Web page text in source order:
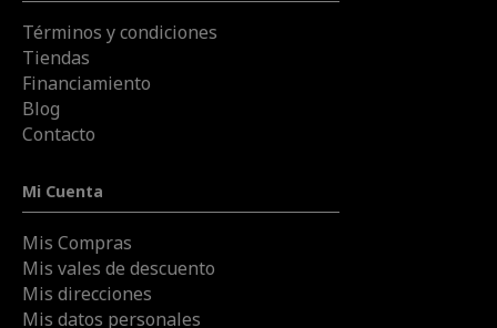
Términos y condiciones
Tiendas
Financiamiento
Blog
Contacto
Mi Cuenta
Mis Compras
Mis vales de descuento
Mis direcciones
Mis datos personales